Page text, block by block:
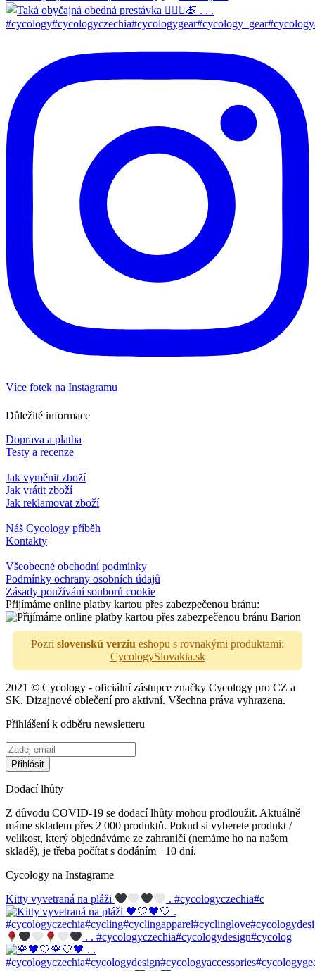
Více fotek na Instagramu
Důležité informace
Doprava a platba
Testy a recenze
Jak vyměnit zboží
Jak vrátit zboží
Jak reklamovat zboží
Náš Cycology příběh
Kontakty
Všeobecné obchodní podmínky
Podmínky ochrany osobních údajů
Zásady používání souborů cookie
Přijímáme online platby kartou přes zabezpečenou bránu:
Pozri slovenskú verziu eshopu s rovnakými produktami:
CycologySlovakia.sk
2021 © Cycology - oficiální zástupce značky Cycology pro CZ a
SK. Dizajnové oblečení pro aktivní. Všechna práva vyhrazena.
Přihlášení k odběru newsletteru
Dodací lhůty
Z důvodu COVID-19 se dodací lhůty mohou prodloužit. Aktuálně
máme skladem přes 2 000 produktů. Pokud si vyberete produkt /
velikost, který objednáváme ze zahraničí (nemáme ho na našem
skladě), je třeba počítat s dodáním +10 dní.
Cycology na Instagrame
Kitty vyvetraná na pláži . #cycologyczechia#c
. . #cycologyczechia#cycologydesign#cycolog